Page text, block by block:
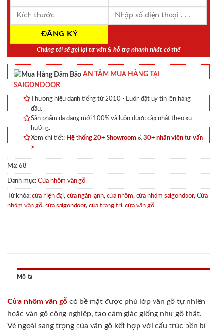
Chúng tôi sẽ gọi lại tư vấn & hỗ trợ nhanh nhất có thể
AN TÂM MUA HÀNG TẠI
SAIGONDOOR
Thương hiệu danh tiếng từ 2010 - Luôn đặt uy tín lên hàng
đầu.
Sản phẩm đa dạng mới 100% và luôn được cập nhật theo xu
hướng.
Xem chi tiết: Hệ thống 20+ Showroom & 30+ nhân viên tư vấn
>
Mã: 68
Danh mục: Cửa nhôm vân gỗ
Từ khóa: cửa hiện đại, cửa ngăn lạnh, cửa nhôm, cửa nhôm saigondoor, Cửa
nhôm vân gỗ, cửa saigondoor, cửa trang trí, cửa vân gỗ
Mô tả
Cửa nhôm vân gỗ có bề mặt được phủ lớp vân gỗ tự nhiên
hoặc vân gỗ công nghiệp, tạo cảm giác giống như gỗ thật.
Vẻ ngoài sang trọng của vân gỗ kết hợp với cấu trúc bền bỉ